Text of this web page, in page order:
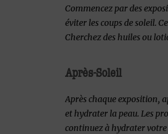
Commencez par des
éviter les coups de soleil.
Cherchez des huiles ou
Après-Soleil
Après chaque exposition,
et hydrater la peau. Les
continuez à hydrater